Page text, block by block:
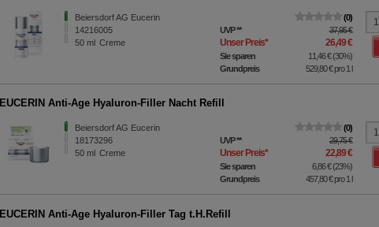
Beiersdorf AG Eucerin
14216005
50 ml Creme
0
UVP** 37,95 €
Unser Preis* 26,49 €
Sie sparen 11,46 €(30%)
Grundpreis
529,80 €pro 1 l
EUCERIN Anti-Age Hyaluron-Filler Nacht Refill
Beiersdorf AG Eucerin
18173296
50 ml Creme
0
UVP** 29,75 €
Unser Preis* 22,89 €
Sie sparen 6,86 €(23%)
Grundpreis
457,80 €pro 1 l
EUCERIN Anti-Age Hyaluron-Filler Tag t.H.Refill